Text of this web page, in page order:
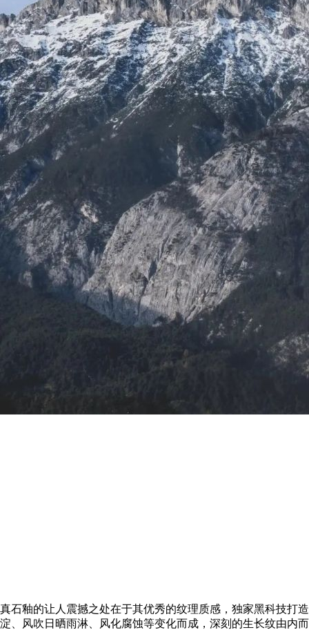
真石釉的让人震撼之处在于其优秀的纹理质感，独家黑科技打
淀、风吹日晒雨淋、风化腐蚀等变化而成，深刻的生长纹由内